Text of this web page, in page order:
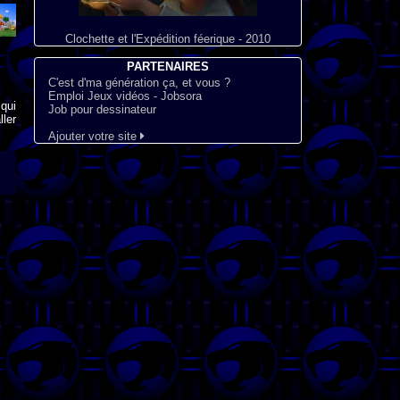
Clochette et l'Expédition féerique - 2010
PARTENAIRES
C'est d'ma génération ça, et vous ?
Emploi Jeux vidéos - Jobsora
Job pour dessinateur
Ajouter votre site